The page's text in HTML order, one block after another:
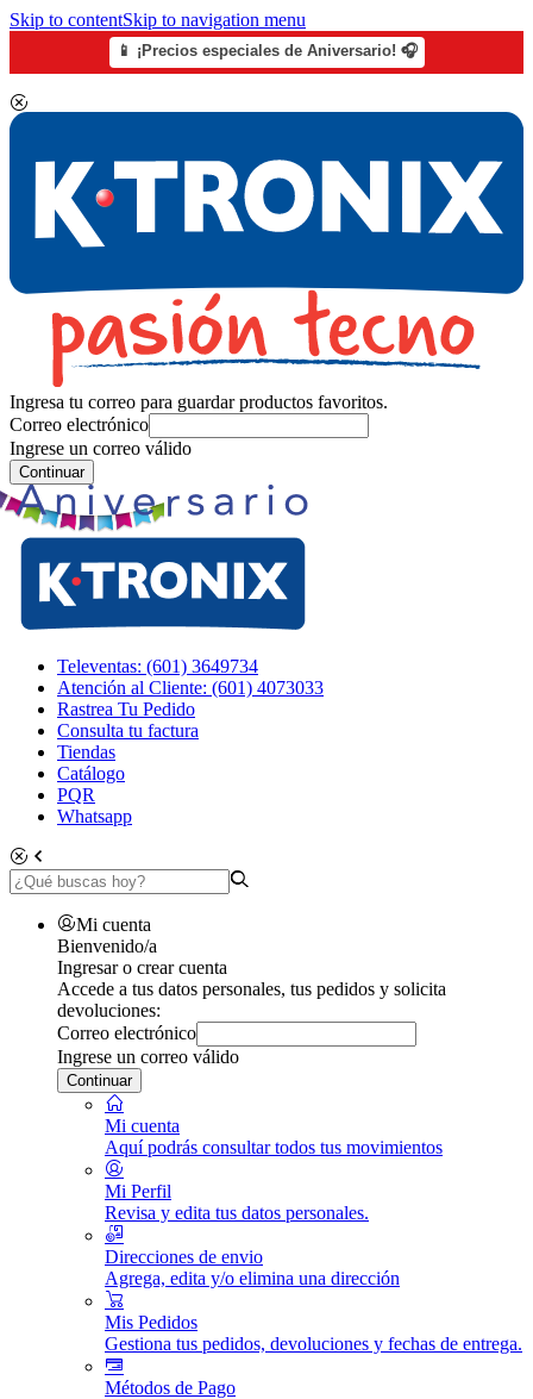
Skip to contentSkip to navigation menu
📱 ¡Precios especiales de Aniversario! 🎧
Ingresa tu correo para guardar productos favoritos.
Correo electrónico
Ingrese un correo válido
Continuar
Televentas: (601) 3649734
Atención al Cliente: (601) 4073033
Rastrea Tu Pedido
Consulta tu factura
Tiendas
Catálogo
PQR
Whatsapp
Mi cuenta
Bienvenido/a
Ingresar o crear cuenta
Accede a tus datos personales, tus pedidos y solicita
devoluciones:
Correo electrónico
Ingrese un correo válido
Continuar
Mi cuenta
Aquí podrás consultar todos tus movimientos
Mi Perfil
Revisa y edita tus datos personales.
Direcciones de envio
Agrega, edita y/o elimina una dirección
Mis Pedidos
Gestiona tus pedidos, devoluciones y fechas de entrega.
Métodos de Pago